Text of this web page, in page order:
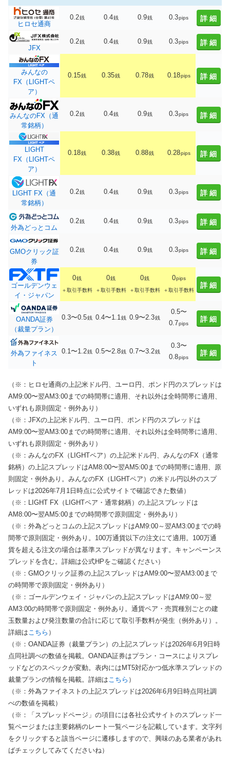
ヒロセ通商
0.2銭 0.4銭 0.9銭 0.3pips 詳細
JFX
0.2銭 0.4銭 0.9銭 0.3pips 詳細
みんなの
FX（LIGHTペ
ア）
0.15銭 0.35銭 0.78銭 0.18pips 詳細
みんなのFX（通
常銘柄）
0.2銭 0.4銭 0.9銭 0.3pips 詳細
LIGHT
FX（LIGHTペ
ア）
0.18銭 0.38銭 0.88銭 0.28pips 詳細
LIGHT FX（通
常銘柄）
0.2銭 0.4銭 0.9銭 0.3pips 詳細
外為どっとコム
0.2銭 0.4銭 0.9銭 0.3pips 詳細
GMOクリック証
券
0.2銭 0.4銭 0.9銭 0.3pips 詳細
ゴールデンウェ
イ・ジャパン
0銭
＋取引手数料
0銭
＋取引手数料
0銭
＋取引手数料
0pips
＋取引手数料
詳細
OANDA証券
（裁量プラン）
0.3〜0.5銭 0.4〜1.1 銭 0.9〜2.3銭
0.5〜
0.7pips
詳細
外為ファイネス
ト
0.1〜1.2銭 0.5〜2.8銭 0.7〜3.2銭
0.3〜
0.8pips
詳細
（※：ヒロセ通商の上記米ドル円、ユーロ円、ポンド円のスプレッドは
AM9:00〜翌AM3:00までの時間帯に適用、それ以外は全時間帯に適用、
いずれも原則固定・例外あり）
（※：JFXの上記米ドル円、ユーロ円、ポンド円のスプレッドは
AM9:00〜翌AM3:00までの時間帯に適用、それ以外は全時間帯に適用、
いずれも原則固定・例外あり）
（※：みんなのFX（LIGHTペア）の上記米ドル円、みんなのFX（通常
銘柄）の上記スプレッドはAM8:00〜翌AM5:00までの時間帯に適用、原
則固定・例外あり。みんなのFX（LIGHTペア）の米ドル円以外のスプ
レッドは2026年7月1日時点に公式サイトで確認できた数値）
（※：LIGHT FX（LIGHTペア・通常銘柄）の上記スプレッドは
AM8:00〜翌AM5:00までの時間帯で原則固定・例外あり）
（※：外為どっとコムの上記スプレッドはAM9:00～翌AM3:00までの時
間帯で原則固定・例外あり。100万通貨以下の注文にて適用。100万通
貨を超える注文の場合は基準スプレッドが異なります。キャンペーンス
プレッドを含む。詳細は公式HPをご確認ください）
（※：GMOクリック証券の上記スプレッドはAM9:00〜翌AM3:00まで
の時間帯で原則固定・例外あり）
（※：ゴールデンウェイ・ジャパンの上記スプレッドはAM9:00～翌
AM3:00の時間帯で原則固定・例外あり。通貨ペア・売買種別ごとの建
玉数量および発注数量の合計に応じて取引手数料が発生（例外あり）。
詳細はこちら ）
（※：OANDA証券（裁量プラン）の上記スプレッドは2026年6月9日時
点同社調べの数値を掲載。OANDA証券はプラン・コースによりスプレ
ッドなどのスペックが変動。表内にはMT5対応かつ低水準スプレッドの
裁量プランの情報を掲載。詳細はこちら ）
（※：外為ファイネストの上記スプレッドは2026年6月9日時点同社調
べの数値を掲載）
（※：「スプレッドページ」の項目には各社公式サイトのスプレッド一
覧ページまたは主要銘柄のレート一覧ページを記載しています。文字列
をクリックすると該当ページに遷移しますので、興味のある業者があれ
ばチェックしてみてくださいね）